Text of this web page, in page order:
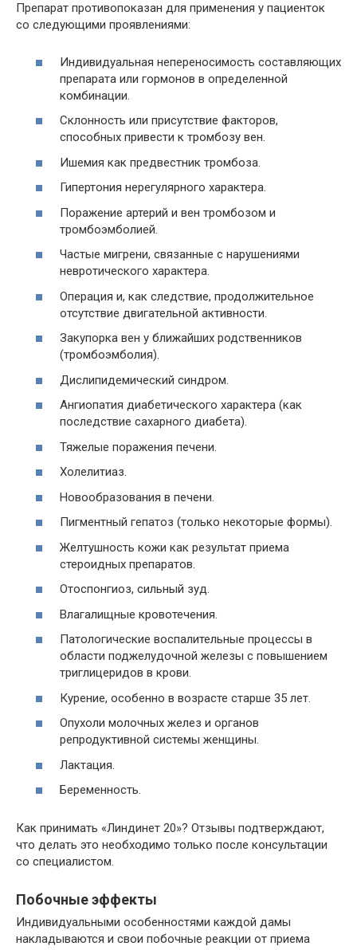
Препарат противопоказан для применения у пациенток
со следующими проявлениями:
Индивидуальная непереносимость составляющих
препарата или гормонов в определенной
комбинации.
Склонность или присутствие факторов,
способных привести к тромбозу вен.
Ишемия как предвестник тромбоза.
Гипертония нерегулярного характера.
Поражение артерий и вен тромбозом и
тромбоэмболией.
Частые мигрени, связанные с нарушениями
невротического характера.
Операция и, как следствие, продолжительное
отсутствие двигательной активности.
Закупорка вен у ближайших родственников
(тромбоэмболия).
Дислипидемический синдром.
Ангиопатия диабетического характера (как
последствие сахарного диабета).
Тяжелые поражения печени.
Холелитиаз.
Новообразования в печени.
Пигментный гепатоз (только некоторые формы).
Желтушность кожи как результат приема
стероидных препаратов.
Отоспонгиоз, сильный зуд.
Влагалищные кровотечения.
Патологические воспалительные процессы в
области поджелудочной железы с повышением
триглицеридов в крови.
Курение, особенно в возрасте старше 35 лет.
Опухоли молочных желез и органов
репродуктивной системы женщины.
Лактация.
Беременность.
Как принимать «Линдинет 20»? Отзывы подтверждают,
что делать это необходимо только после консультации
со специалистом.
Побочные эффекты
Индивидуальными особенностями каждой дамы
накладываются и свои побочные реакции от приема